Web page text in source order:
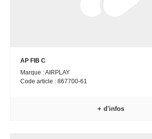
AP FIB C
Marque : AIRPLAY
Code article : 867700-61
+ d'infos